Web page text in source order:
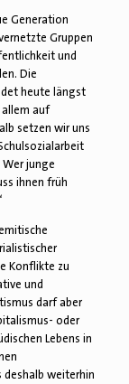
Generation
Gruppen
und
Die
heute längst
auf
setzen wir uns
junge
ihnen früh
Konflikte zu
und
darf aber
oder
Lebens in
deshalb weiterhin